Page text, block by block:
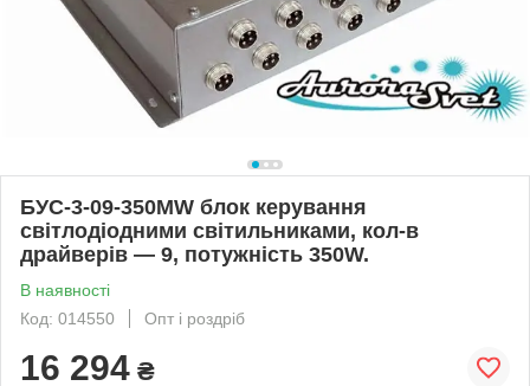
БУС-3-09-350MW блок керування
світлодіодними світильниками, кол-в
драйверів — 9, потужність 350W.
В наявності
Код: 014550
Опт і роздріб
16 294 ₴